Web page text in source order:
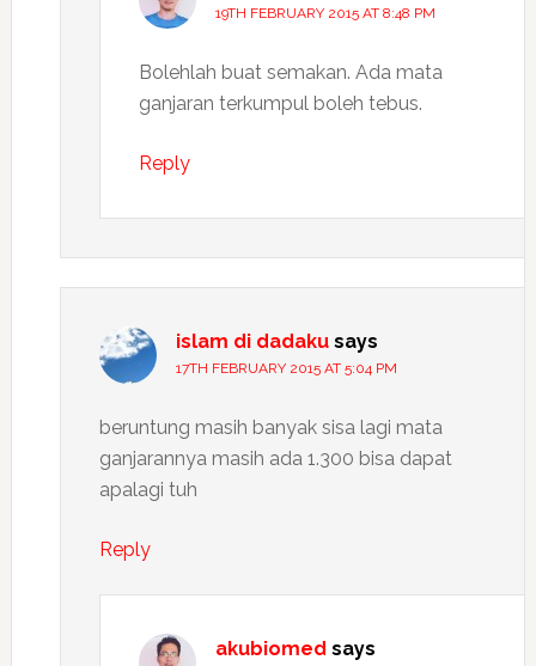
19TH FEBRUARY 2015 AT 8:48 PM
Bolehlah buat semakan. Ada mata
ganjaran terkumpul boleh tebus.
Reply
islam di dadaku says
17TH FEBRUARY 2015 AT 5:04 PM
beruntung masih banyak sisa lagi mata
ganjarannya masih ada 1.300 bisa dapat
apalagi tuh
Reply
akubiomed says